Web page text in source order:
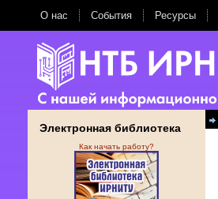
О нас События Ресурсы
Электронная библиотека
Как начать работу?